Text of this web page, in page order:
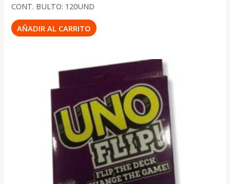
CONT. BULTO: 120UND
AÑADIR AL CARRITO